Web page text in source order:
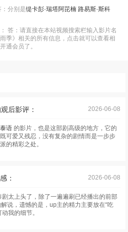
：分别是缇卡彭·瑞塔阿芘楠 路易斯·斯科
： 答：请直接在本站视频搜索栏输入影片名
季》相关的所有信息，点击就可以查看相
通会员了。
2026-06-08
后影评：
泰语 的影片，也是这部剧高级的地方，它的
可爱又残忍，没有复杂的剧情而是一步步
的精彩之处。
2026-06-08
：
太上头了，除了一遍遍刷已经播出的前部
说，遗憾的是，up主的精力主要放在“吃
我的细节。